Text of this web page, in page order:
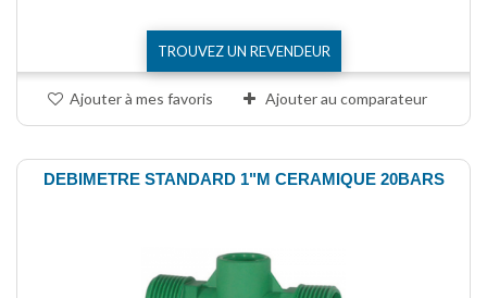
TROUVEZ UN REVENDEUR
Ajouter à mes favoris Ajouter au comparateur
DEBIMETRE STANDARD 1"M CERAMIQUE 20BARS